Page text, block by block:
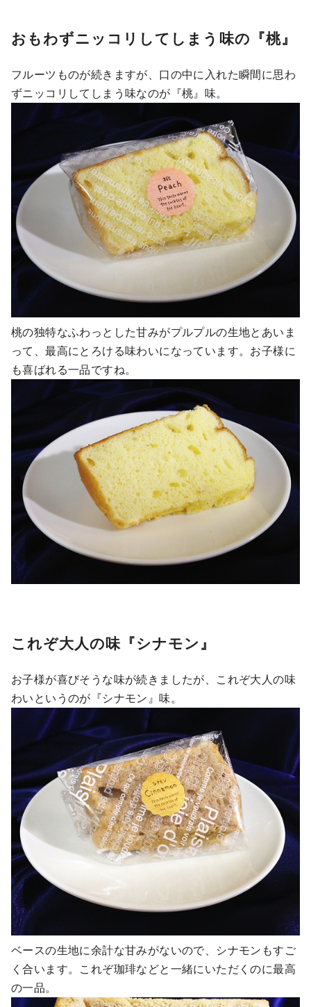
おもわずニッコリしてしまう味の『桃』
フルーツものが続きますが、口の中に入れた瞬間に思わ
ずニッコリしてしまう味なのが『桃』味。
桃の独特なふわっとした甘みがプルプルの生地とあいま
って、最高にとろける味わいになっています。お子様に
も喜ばれる一品ですね。
これぞ大人の味『シナモン』
お子様が喜びそうな味が続きましたが、これぞ大人の味
わいというのが『シナモン』味。
ベースの生地に余計な甘みがないので、シナモンもすご
く合います。これぞ珈琲などと一緒にいただくのに最高
の一品。